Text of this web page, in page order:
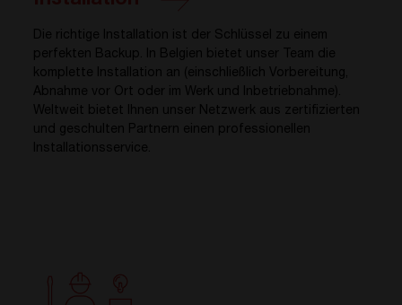
Die richtige Installation ist der Schlüssel zu einem
perfekten Backup. In Belgien bietet unser Team die
komplette Installation an (einschließlich Vorbereitung,
Abnahme vor Ort oder im Werk und Inbetriebnahme).
Weltweit bietet Ihnen unser Netzwerk aus zertifizierten
und geschulten Partnern einen professionellen
Installationsservice.